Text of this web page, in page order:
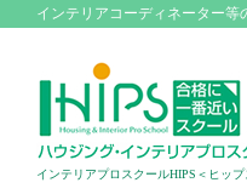
インテリアコーディネーター等
インテリアプロスクールHIPS＜ヒッ